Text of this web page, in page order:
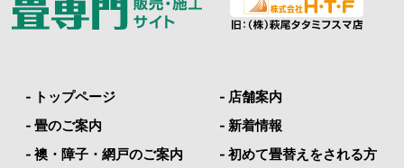
- トップページ
- 畳のご案内
- 襖・障子・網戸のご案内
- 店舗案内
- 新着情報
- 初めて畳替えをされる方